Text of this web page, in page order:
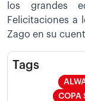
los grandes
Felicitaciones a
Zago en su
Tags
COPA